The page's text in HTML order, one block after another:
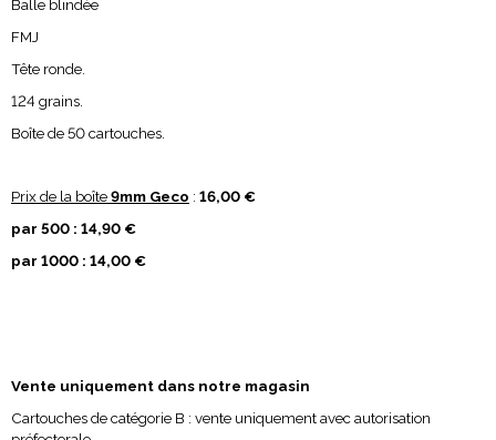
Balle blindée
FMJ
Tête ronde.
124 grains.
Boîte de 50 cartouches.
Prix de la boîte9mm Geco : 16,00 €
par 500 : 14,90 €
par 1000 : 14,00 €
Vente uniquement dans notre magasin
Cartouches de catégorie B : vente uniquement avec autorisation